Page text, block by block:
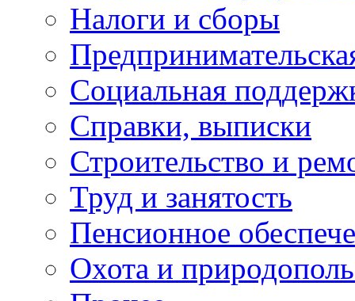
Налоги и сборы
Социальная
Справки, выписки
Строительство и
Труд и занятость
Пенсионное
Охота и